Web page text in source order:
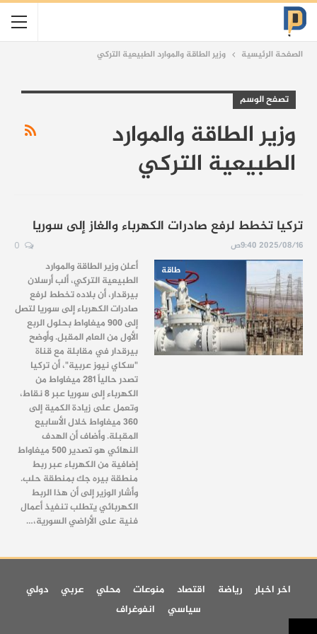
الصفحة الرئيسية وزير الطاقة والموارد الطبيعية التركي
تصفح الوسم
وزير الطاقة والموارد
الطبيعية التركي
تركيا تخطط لرفع صادرات الكهرباء والغاز إلى سوريا
2025/08/16 9:40ص
طاقة
أعلن وزير الطاقة والموارد
الطبيعية التركي، ألب أرسلان
بيرقدار، أن بلاده تخطط لرفع
صادرات الكهرباء إلى سوريا لتصل
إلى 900 ميغاواط بحلول الربع
الأول من العام المقبل. وأوضح
بيرقدار في مقابلة مع قناة
"سكاي نيوز عربية"، أن تركيا
تصدر حالياً 281 ميغاواط من
الكهرباء إلى سوريا عبر 8 نقاط،
وتعمل على زيادة الكمية إلى
360 ميغاواط خلال الأسابيع
المقبلة. وأضاف أن الهدف
النهائي هو تصدير 500 ميغاواط
إضافية من الكهرباء عبر ربط
منطقة بيره جك بمنطقة حلب.
وأشار الوزير إلى أن هذا الربط
الكهربائي يتطلب تنفيذ أعمال
فنية على الأراضي السورية،…
اخر اخبار رياضة اقتصاد منوعات محلي عربي
دولي
سياسي
انفوغراف